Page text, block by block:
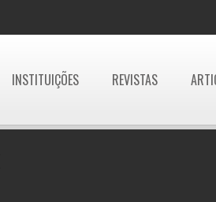
INSTITUIÇÕES REVISTAS